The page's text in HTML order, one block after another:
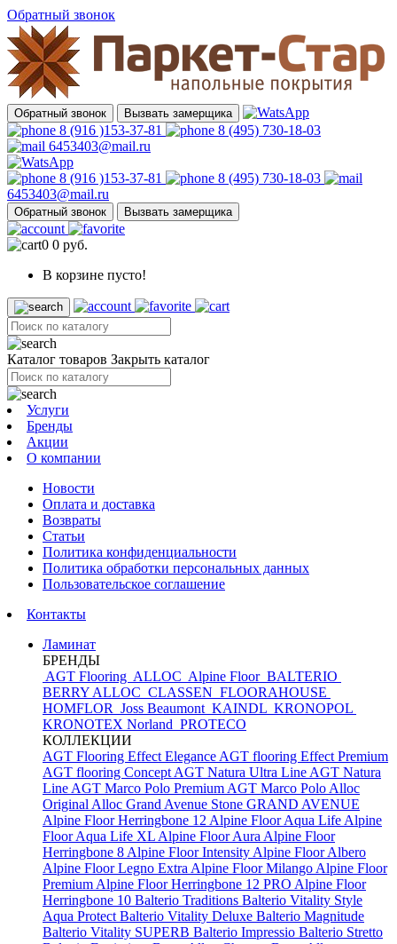
Обратный звонок
Обратный звонок Вызвать замерщика
8 (916 )153-37-81
8 (495) 730-18-03
6453403@mail.ru
8 (916 )153-37-81
8 (495) 730-18-03
6453403@mail.ru
Обратный звонок Вызвать замерщика
0 0 руб.
В корзине пусто!
Каталог товаров Закрыть каталог
Услуги
Бренды
Акции
О компании
Новости
Оплата и доставка
Возвраты
Статьи
Политика конфиденциальности
Политика обработки персональных данных
Пользовательское соглашение
Контакты
Ламинат
БРЕНДЫ
AGT Flooring ALLOC Alpine Floor BALTERIO
BERRY ALLOC CLASSEN FLOORAHOUSE
HOMFLOR Joss Beaumont KAINDL KRONOPOL
KRONOTEX Norland PROTECO
КОЛЛЕКЦИИ
AGT Flooring Effect Elegance AGT flooring Effect Premium
AGT flooring Concept AGT Natura Ultra Line AGT Natura
Line AGT Marco Polo Premium AGT Marco Polo Alloc
Original Alloc Grand Avenue Stone GRAND AVENUE
Alpine Floor Herringbone 12 Alpine Floor Aqua Life Alpine
Floor Aqua Life XL Alpine Floor Aura Alpine Floor
Herringbone 8 Alpine Floor Intensity Alpine Floor Albero
Alpine Floor Legno Extra Alpine Floor Milango Alpine Floor
Premium Alpine Floor Herringbone 12 PRO Alpine Floor
Herringbone 10 Balterio Traditions Balterio Vitality Style
Aqua Protect Balterio Vitality Deluxe Balterio Magnitude
Balterio Vitality SUPERB Balterio Impressio Balterio Stretto